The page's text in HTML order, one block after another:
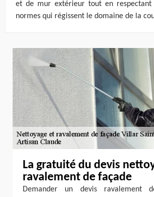
et de mur extérieur tout en
normes qui régissent le domaine de la
La gratuité du devis
ravalement de façade
Demander un devis ravalement